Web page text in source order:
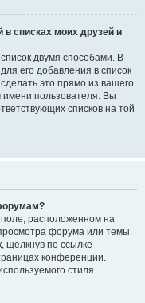
в списках моих друзей и
двумя способами. В
его добавления в список
это прямо из вашего
имени пользователя. Вы
списков на той
расположенном на
форума или темы.
щёлкнув по ссылке
конференции.
стиля.